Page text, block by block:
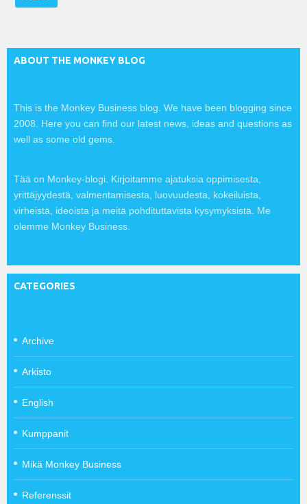
l
ABOUT THE MONKEY BLOG
This is the Monkey Business blog. We have been blogging since
2008. Here you can find our latest news, ideas and questions as
well as some old gems.
Tää on Monkey-blogi. Kirjoitamme ajatuksia oppimisesta,
yrittäjyydestä, valmentamisesta, luovuudesta, kokeiluista,
virheistä, ideoista ja meitä pohdituttavista kysymyksistä. Me
olemme Monkey Business.
CATEGORIES
Archive
Arkisto
English
Kumppanit
Mikä Monkey Business
Referenssit